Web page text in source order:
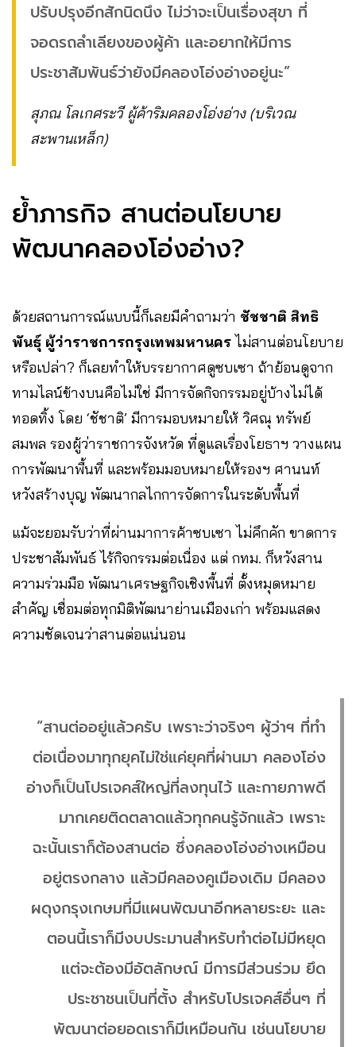
ปรับปรุงอีกสักนิดนึง ไม่ว่าจะเป็นเรื่องสุขา ที่
จอดรถลำเลียงของผู้ค้า และอยากให้มีการ
ประชาสัมพันธ์ว่ายังมีคลองโอ่งอ่างอยู่นะ”
สุภณ โลเกศระวี ผู้ค้าริมคลองโอ่งอ่าง (บริเวณ
สะพานเหล็ก)
ย้ำภารกิจ สานต่อนโยบาย
พัฒนาคลองโอ่งอ่าง?
ด้วยสถานการณ์แบบนี้ก็เลยมีคำถามว่า ชัชชาติ สิทธิ
พันธุ์ ผู้ว่าราชการกรุงเทพมหานคร ไม่สานต่อนโยบาย
หรือเปล่า? ก็เลยทำให้บรรยากาศดูซบเซา ถ้าย้อนดูจาก
ทามไลน์ข้างบนคือไม่ใช่ มีการจัดกิจกรรมอยู่บ้างไม่ได้
ทอดทิ้ง โดย ‘ชัชาติ’ มีการมอบหมายให้ วิศณุ ทรัพย์
สมพล รองผู้ว่าราชการจังหวัด ที่ดูแลเรื่องโยธาฯ วางแผน
การพัฒนาพื้นที่ และพร้อมมอบหมายให้รองฯ ศานนท์
หวังสร้างบุญ พัฒนากลไกการจัดการในระดับพื้นที่
แม้จะยอมรับว่าที่ผ่านมาการค้าซบเซา ไม่คึกคัก ขาดการ
ประชาสัมพันธ์ ไร้กิจกรรมต่อเนื่อง แต่ กทม. ก็หวังสาน
ความร่วมมือ พัฒนาเศรษฐกิจเชิงพื้นที่ ตั้งหมุดหมาย
สำคัญ เชื่อมต่อทุกมิติพัฒนาย่านเมืองเก่า พร้อมแสดง
ความชัดเจนว่าสานต่อแน่นอน
“สานต่ออยู่แล้วครับ เพราะว่าจริงๆ ผู้ว่าฯ ที่ทำ
ต่อเนื่องมาทุกยุคไม่ใช่แค่ยุคที่ผ่านมา คลองโอ่ง
อ่างก็เป็นโปรเจคส์ใหญ่ที่ลงทุนไว้ และกายภาพดี
มากเคยติดตลาดแล้วทุกคนรู้จักแล้ว เพราะ
ฉะนั้นเราก็ต้องสานต่อ ซึ่งคลองโอ่งอ่างเหมือน
อยู่ตรงกลาง แล้วมีคลองคูเมืองเดิม มีคลอง
ผดุงกรุงเกษมที่มีแผนพัฒนาอีกหลายระยะ และ
ตอนนี้เราก็มีงบประมานสำหรับทำต่อไม่มีหยุด
แต่จะต้องมีอัตลักษณ์ มีการมีส่วนร่วม ยึด
ประชาชนเป็นที่ตั้ง สำหรับโปรเจคส์อื่นๆ ที่
พัฒนาต่อยอดเราก็มีเหมือนกัน เช่นนโยบาย